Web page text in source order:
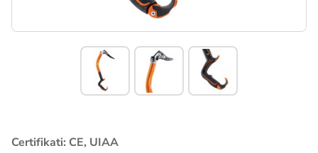
Certifikati: CE, UIAA